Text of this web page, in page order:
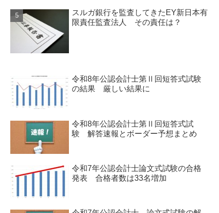
スルガ銀行を監査してきたEY新日本有
限責任監査法人 その責任は？
令和8年公認会計士第Ⅱ回短答式試験
の結果 厳しい結果に
令和8年公認会計士第Ⅱ回短答式試
験 解答速報とボーダー予想まとめ
令和7年公認会計士論文式試験の合格
発表 合格者数は33名増加